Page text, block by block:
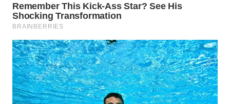
WN
BORNEO
Wahana
Media
Group
WAHANA
NEWS